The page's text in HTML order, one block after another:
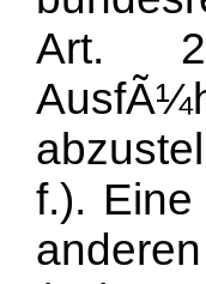
Art.
f.).